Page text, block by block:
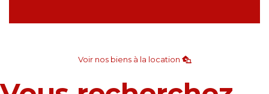
Voir nos biens à la location